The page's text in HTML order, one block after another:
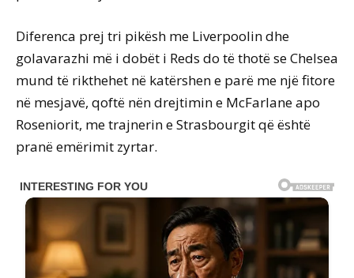
Diferenca prej tri pikësh me Liverpoolin dhe
golavarazhi më i dobët i Reds do të thotë se Chelsea
mund të rikthehet në katërshen e parë me një fitore
në mesjavë, qoftë nën drejtimin e McFarlane apo
Roseniorit, me trajnerin e Strasbourgit që është
pranë emërimit zyrtar.